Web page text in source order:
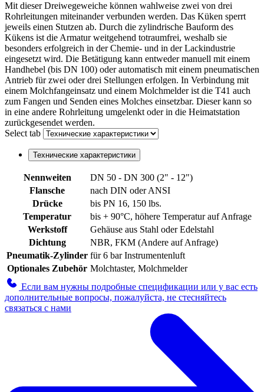
Mit dieser Dreiwegeweiche können wahlweise zwei von drei
Rohrleitungen miteinander verbunden werden. Das Küken sperrt
jeweils einen Stutzen ab. Durch die zylindrische Bauform des
Kükens ist die Armatur weitgehend totraumfrei, weshalb sie
besonders erfolgreich in der Chemie- und in der Lackindustrie
eingesetzt wird. Die Betätigung kann entweder manuell mit einem
Handhebel (bis DN 100) oder automatisch mit einem pneumatischen
Antrieb für zwei oder drei Stellungen erfolgen. In Verbindung mit
einem Molchfangeinsatz und einem Molchmelder ist die T41 auch
zum Fangen und Senden eines Molches einsetzbar. Dieser kann so
in eine andere Rohrleitung umgelenkt oder in die Heimatstation
zurückgesendet werden.
Select tab
Технические характеристики
Nennweiten
DN 50 - DN 300 (2" - 12")
Flansche
nach DIN oder ANSI
Drücke
bis PN 16, 150 lbs.
Temperatur
bis + 90°C, höhere Temperatur auf Anfrage
Werkstoff
Gehäuse aus Stahl oder Edelstahl
Dichtung
NBR, FKM (Andere auf Anfrage)
Pneumatik-Zylinder für 6 bar Instrumentenluft
Optionales Zubehör Molchtaster, Molchmelder
Если вам нужны подробные спецификации или у вас есть
дополнительные вопросы, пожалуйста, не стесняйтесь
связаться с нами